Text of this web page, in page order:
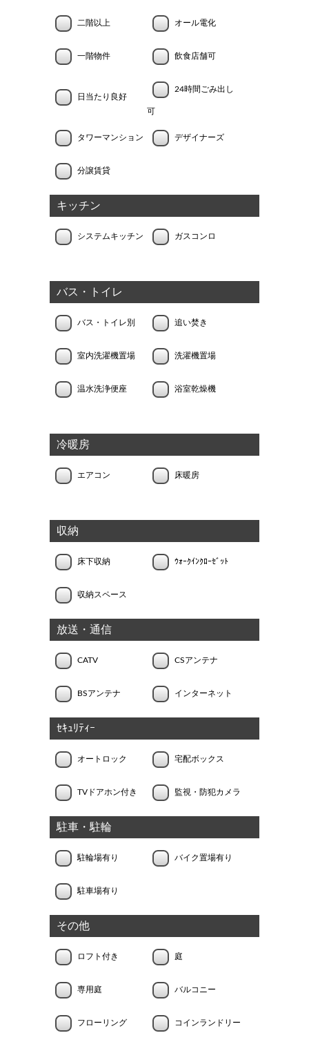
二階以上 オール電化
一階物件 飲食店舗可
日当たり良好
24時間ごみ出し
可
タワーマンション デザイナーズ
分譲賃貸
キッチン
システムキッチン ガスコンロ
バス・トイレ
バス・トイレ別 追い焚き
室内洗濯機置場 洗濯機置場
温水洗浄便座 浴室乾燥機
冷暖房
エアコン 床暖房
収納
床下収納 ｳｫｰｸｲﾝｸﾛｰｾﾞｯﾄ
収納スペース
放送・通信
CATV CSアンテナ
BSアンテナ インターネット
ｾｷｭﾘﾃｨｰ
オートロック 宅配ボックス
TVドアホン付き 監視・防犯カメラ
駐車・駐輪
駐輪場有り バイク置場有り
駐車場有り
その他
ロフト付き 庭
専用庭 バルコニー
フローリング コインランドリー